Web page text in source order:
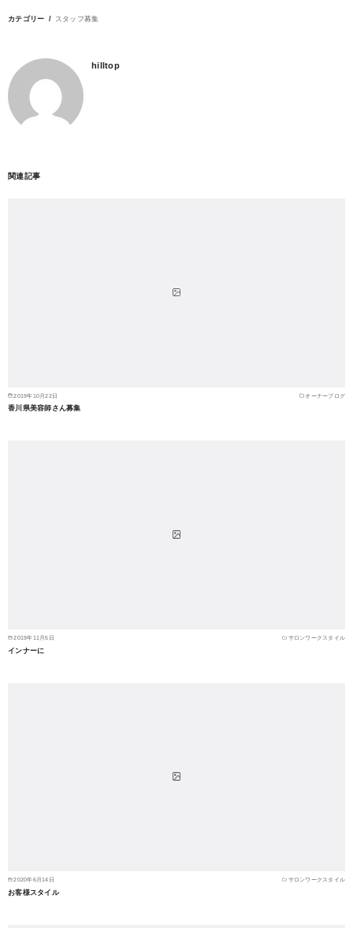
カテゴリー スタッフ募集
hilltop
関連記事
2019年10月22日 オーナーブログ
香川県美容師さん募集
2019年11月5日 サロンワークスタイル
インナーに
2020年6月14日 サロンワークスタイル
お客様スタイル